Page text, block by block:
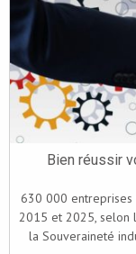
Bien réussir
630 000 entreprises
2015 et 2025, selon
la Souveraineté